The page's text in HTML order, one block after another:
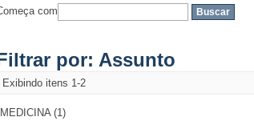
com
por: Assunto
Exibindo itens 1-2
MEDICINA (1)